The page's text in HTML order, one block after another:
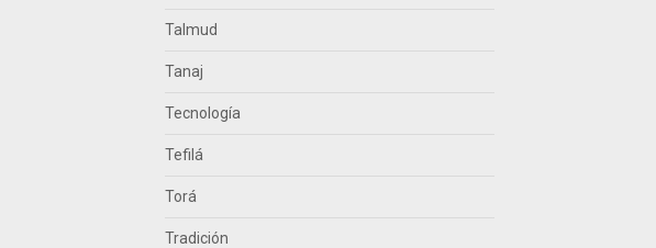
Talmud
Tanaj
Tecnología
Tefilá
Torá
Tradición